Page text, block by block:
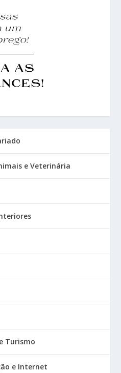
e Veterinária
Turismo
e Internet